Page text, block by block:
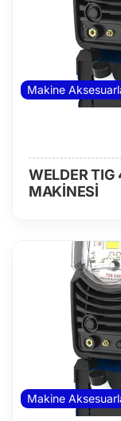
Makine
WELDER
MAKİNESİ
Makine